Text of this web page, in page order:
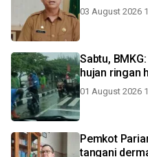
03 August 2026
Sabtu,
hujan ringan
01 August 2026
Pemkot
tangani